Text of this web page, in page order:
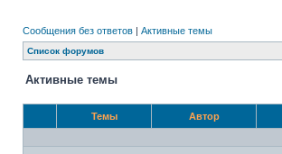
Сообщения без ответов | Активные темы
Список форумов
Активные темы
Темы Автор